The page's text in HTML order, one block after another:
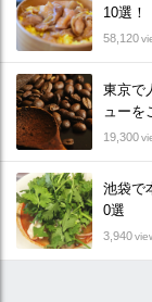
10選！
58,120
東京で
ューを
19,300
池袋で
0選
3,940